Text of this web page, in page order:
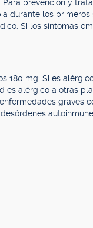
prevención y
durante los
Si los síntomas
180 mg: Si es
es alérgico a otras
graves